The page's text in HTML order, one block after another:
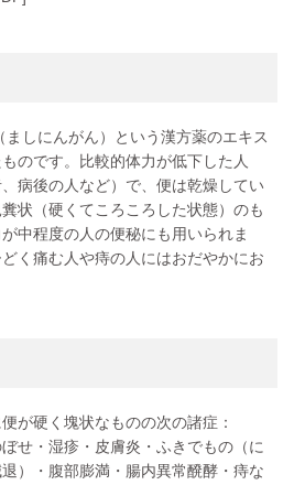
しにんがん）という漢方薬のエキス
のです。比較的体力が低下した人
病後の人など）で、便は乾燥してい
状（硬くてころころした状態）のも
中程度の人の便秘にも用いられま
く痛む人や痔の人にはおだやかにお
が硬く塊状なものの次の諸症：
せ・湿疹・皮膚炎・ふきでもの（に
）・腹部膨満・腸内異常醗酵・痔な